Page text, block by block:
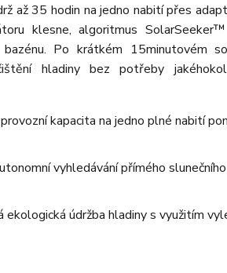
až 35 hodin na jedno nabití přes
klesne, algoritmus
Po krátkém 15minutovém
hladiny bez potřeby
kapacita na jedno plné nabití
vyhledávání přímého
údržba hladiny s využitím